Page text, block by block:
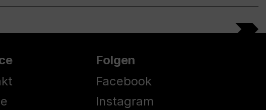
Folgen
Facebook
Instagram